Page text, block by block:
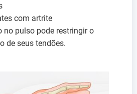
com artrite
no pulso pode restringir o
de seus tendões.